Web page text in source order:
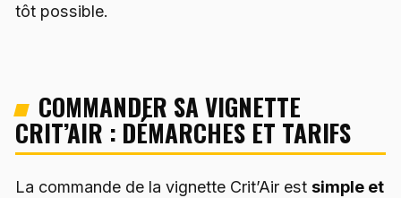
tôt possible.
COMMANDER SA VIGNETTE
CRIT’AIR : DÉMARCHES ET TARIFS
La commande de la vignette Crit’Air est simple et